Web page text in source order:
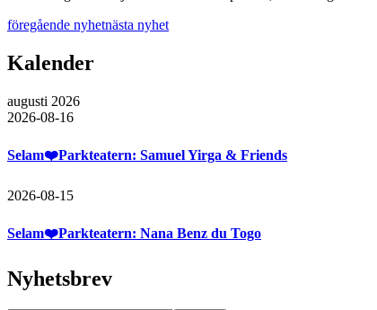
föregående nyhetnästa nyhet
Kalender
augusti 2026
2026-08-16
Selam❤️Parkteatern: Samuel Yirga & Friends
2026-08-15
Selam❤️Parkteatern: Nana Benz du Togo
Nyhetsbrev